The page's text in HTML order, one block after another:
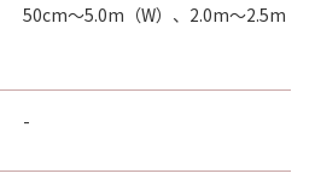
50cm～5.0m（W）、2.0m〜2.5m（
-